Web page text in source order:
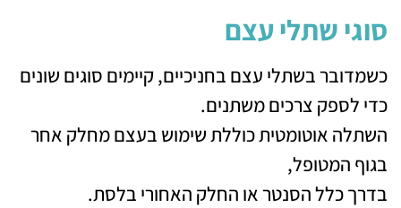
סוגי שתלי עצם
כשמדובר בשתלי עצם בחניכיים, קיימים סוגים שונים
כדי לספק צרכים משתנים.
השתלה אוטומטית כוללת שימוש בעצם מחלק אחר
בגוף המטופל,
בדרך כלל הסנטר או החלק האחורי בלסת.